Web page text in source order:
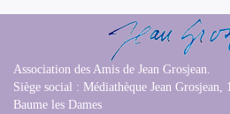
Association des Amis de Jean Grosjean.
Siège social : Médiathèque Jean
Baume les Dames